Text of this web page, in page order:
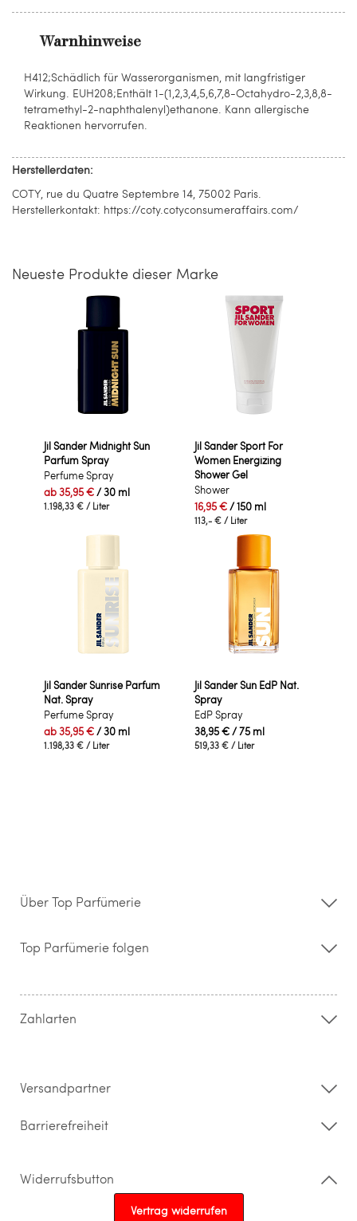
Warnhinweise
H412;Schädlich für Wasserorganismen, mit langfristiger
Wirkung. EUH208;Enthält 1-(1,2,3,4,5,6,7,8-Octahydro-2,3,8,8-
tetramethyl-2-naphthalenyl)ethanone. Kann allergische
Reaktionen hervorrufen.
Herstellerdaten:
COTY, rue du Quatre Septembre 14, 75002 Paris.
Herstellerkontakt: https://coty.cotyconsumeraffairs.com/
Neueste Produkte dieser Marke
Jil Sander Midnight Sun
Parfum Spray
Perfume Spray
ab35,95 €/ 30 ml
1.198,33 € / Liter
Jil Sander Sport For
Women Energizing
Shower Gel
Shower
16,95 €/ 150 ml
113,- € / Liter
Jil Sander Sunrise Parfum
Nat. Spray
Perfume Spray
ab35,95 €/ 30 ml
1.198,33 € / Liter
Jil Sander Sun EdP Nat.
Spray
EdP Spray
38,95 €/ 75 ml
519,33 € / Liter
Über Top Parfümerie
Storefinder
Kontakt
Widerrufsrecht & Rückgabebedingungen
Top Parfümerie folgen
Zahlarten
Versandpartner
Barrierefreiheit
Widerrufsbutton
Vertrag widerrufen